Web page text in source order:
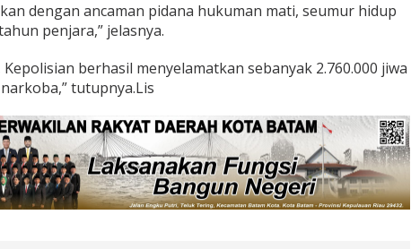
dengan ancaman pidana hukuman mati, seumur hidup
penjara,” jelasnya.
berhasil menyelamatkan sebanyak 2.760.000 jiwa
tutupnya.Lis